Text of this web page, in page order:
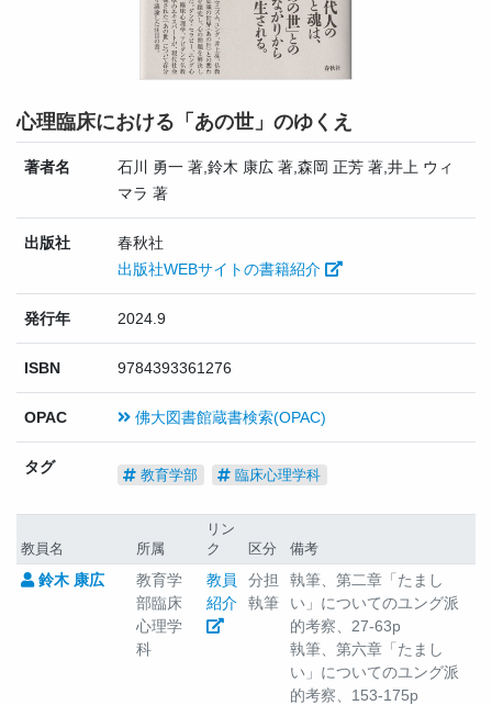
心理臨床における「あの世」のゆくえ
著者名
石川 勇一 著,鈴木 康広 著,森岡 正芳 著,井上 ウィ
マラ 著
出版社
春秋社
出版社WEBサイトの書籍紹介
発行年 2024.9
ISBN 9784393361276
OPAC 佛大図書館蔵書検索(OPAC)
タグ 教育学部 臨床心理学科
教員名 所属
リン
ク
区分 備考
鈴木 康広
教育学
部臨床
心理学
科
教員
紹介
分担
執筆
執筆、第二章「たまし
い」についてのユング派
的考察、27-63p
執筆、第六章「たまし
い」についてのユング派
的考察、153-175p